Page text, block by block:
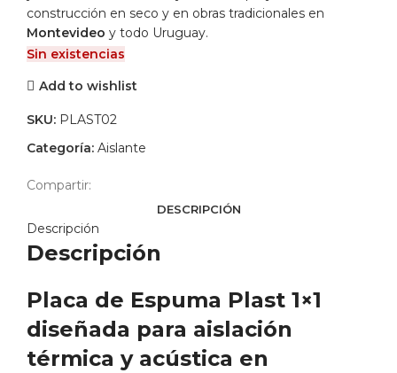
construcción en seco y en obras tradicionales en
Montevideo y todo Uruguay.
Sin existencias
Add to wishlist
SKU: PLAST02
Categoría: Aislante
Compartir:
DESCRIPCIÓN
Descripción
Descripción
Placa de Espuma Plast 1×1
diseñada para aislación
térmica y acústica en